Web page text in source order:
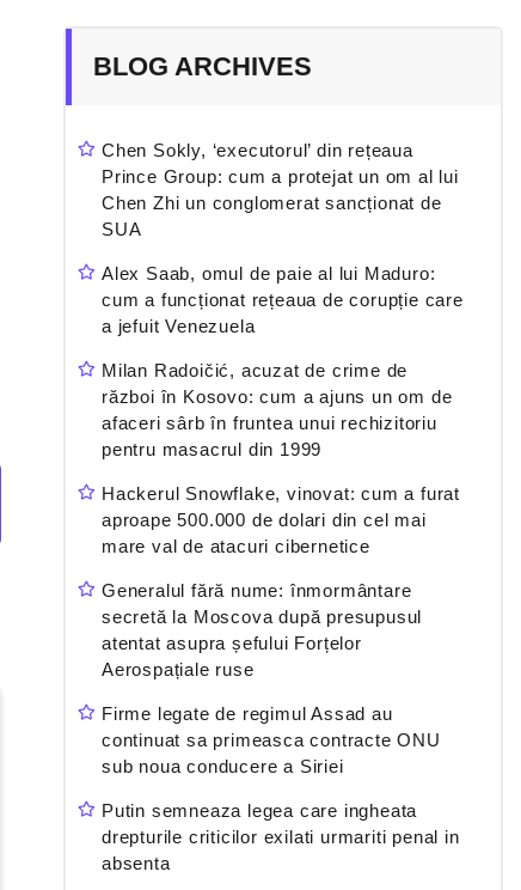
BLOG ARCHIVES
Chen Sokly, ‘executorul’ din rețeaua
Prince Group: cum a protejat un om al lui
Chen Zhi un conglomerat sancționat de
SUA
Alex Saab, omul de paie al lui Maduro:
cum a funcționat rețeaua de corupție care
a jefuit Venezuela
Milan Radoičić, acuzat de crime de
război în Kosovo: cum a ajuns un om de
afaceri sârb în fruntea unui rechizitoriu
pentru masacrul din 1999
Hackerul Snowflake, vinovat: cum a furat
aproape 500.000 de dolari din cel mai
mare val de atacuri cibernetice
Generalul fără nume: înmormântare
secretă la Moscova după presupusul
atentat asupra șefului Forțelor
Aerospațiale ruse
Firme legate de regimul Assad au
continuat sa primeasca contracte ONU
sub noua conducere a Siriei
Putin semneaza legea care ingheata
drepturile criticilor exilati urmariti penal in
absenta